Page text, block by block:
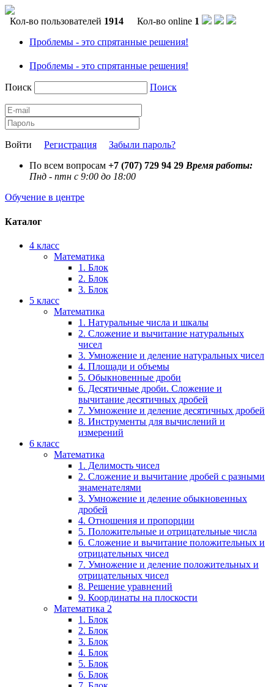
Кол-во пользователей 1914 Кол-во online 1
Проблемы - это спрятанные решения!
Проблемы - это спрятанные решения!
Поиск Поиск
Войти Регистрация
Забыли пароль?
По всем вопросам +7 (707) 729 94 29 Время работы:
Пнд - птн с 9:00 до 18:00
Обучение в центре
Каталог
4 класс
Математика
1. Блок
2. Блок
3. Блок
5 класс
Математика
1. Натуральные числа и шкалы
2. Сложение и вычитание натуральных
чисел
3. Умножение и деление натуральных чисел
4. Площади и объемы
5. Обыкновенные дроби
6. Десятичные дроби. Сложение и
вычитание десятичных дробей
7. Умножение и деление десятичных дробей
8. Инструменты для вычислений и
измерений
6 класс
Математика
1. Делимость чисел
2. Сложение и вычитание дробей с разными
знаменателями
3. Умножение и деление обыкновенных
дробей
4. Отношения и пропорции
5. Положительные и отрицательные числа
6. Сложение и вычитание положительных и
отрицательных чисел
7. Умножение и деление положительных и
отрицательных чисел
8. Решение уравнений
9. Координаты на плоскости
Математика 2
1. Блок
2. Блок
3. Блок
4. Блок
5. Блок
6. Блок